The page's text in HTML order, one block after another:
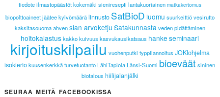
tiedoteilmastopäästötkokemäki sieniresepti lantakuoriainen matkakertomus
biopolttoaineetjääteekylvömäärälinnusto SatBioD luomu suurkeittiövesirutto
kaksitasouomaahvensian arvoketju Satakunnastaveden pidättäminen
hoitokalastus kakko kuivuus kasvukausikatsaus hanke seminaari
kirjoituskilpailu vuohenputki typpilannoitus JOKIohjelma
isokierto kuusenkerkkä turvetuotanto LähiTapiola Länsi-Suomi bioeväät sininen
biotalous hiilijalanjälki
SEURAA MEITÄ FACEBOOKISSA